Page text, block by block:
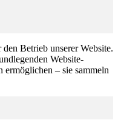
Betrieb unserer Website.
Website-
ermöglichen – sie sammeln